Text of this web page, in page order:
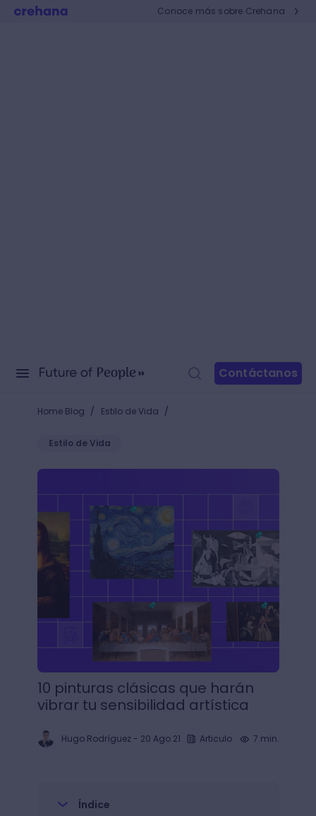
Conoce más sobre Crehana
Contáctanos
Home Blog / Estilo de Vida /
Estilo de Vida
10 pinturas clásicas que harán vibrar tu
10 pinturas clásicas que harán
vibrar tu sensibilidad artística
Hugo Rodríguez- 20 Ago 21 Articulo 7 min.
Índice